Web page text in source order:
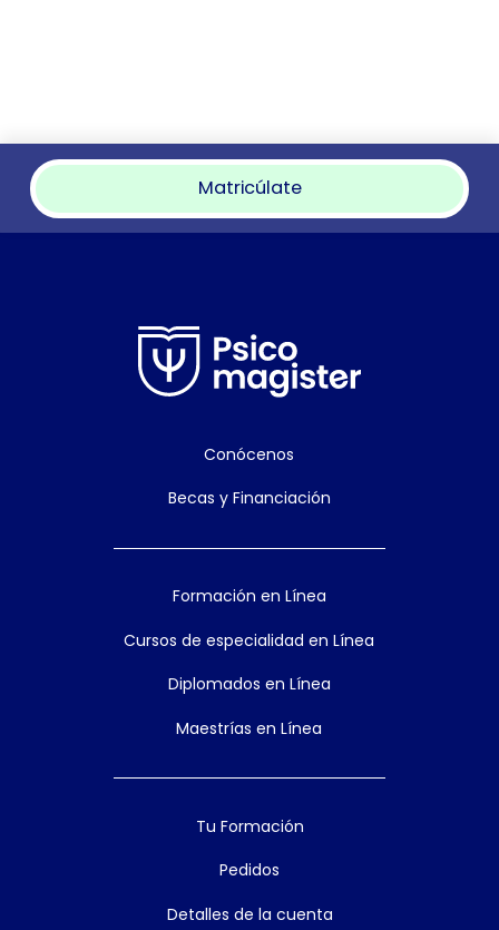
Matricúlate
Conócenos
Becas y Financiación
Formación en Línea
Cursos de especialidad en Línea
Diplomados en Línea
Maestrías en Línea
Tu Formación
Pedidos
Detalles de la cuenta